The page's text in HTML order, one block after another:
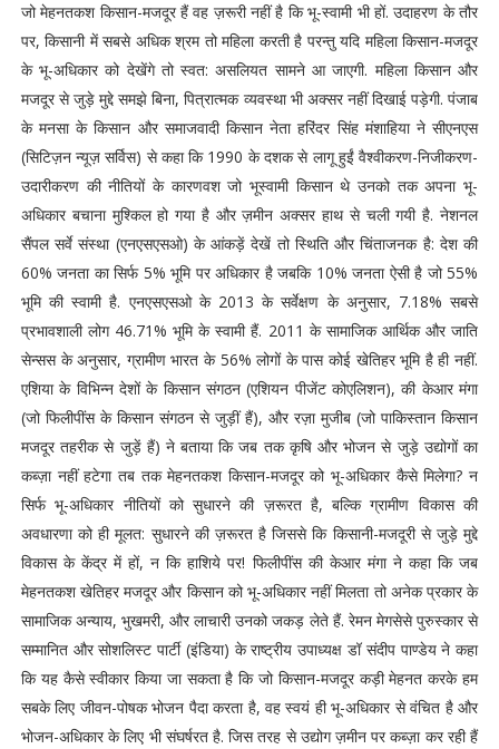
जो मेहनतकश किसान-मजदूर हैं वह ज़रूरी नहीं है कि भू-स्वामी भी हों. उदाहरण के तौर
पर, किसानी में सबसे अधिक श्रम तो महिला करती है परन्तु यदि महिला किसान-मजदूर
के भू-अधिकार को देखेंगे तो स्वत: असलियत सामने आ जाएगी. महिला किसान और
मजदूर से जुड़े मुद्दे समझे बिना, पित्रात्मक व्यवस्था भी अक्सर नहीं दिखाई पड़ेगी. पंजाब
के मनसा के किसान और समाजवादी किसान नेता हरिंदर सिंह मंशाहिया ने सीएनएस
(सिटिज़न न्यूज़ सर्विस) से कहा कि 1990 के दशक से लागू हुईं वैश्वीकरण-निजीकरण-
उदारीकरण की नीतियों के कारणवश जो भूस्वामी किसान थे उनको तक अपना भू-
अधिकार बचाना मुश्किल हो गया है और ज़मीन अक्सर हाथ से चली गयी है. नेशनल
सैंपल सर्वे संस्था (एनएसएसओ) के आंकड़ें देखें तो स्थिति और चिंताजनक है: देश की
60% जनता का सिर्फ 5% भूमि पर अधिकार है जबकि 10% जनता ऐसी है जो 55%
भूमि की स्वामी है. एनएसएसओ के 2013 के सर्वेक्षण के अनुसार, 7.18% सबसे
प्रभावशाली लोग 46.71% भूमि के स्वामी हैं. 2011 के सामाजिक आर्थिक और जाति
सेन्सस के अनुसार, ग्रामीण भारत के 56% लोगों के पास कोई खेतिहर भूमि है ही नहीं.
एशिया के विभिन्न देशों के किसान संगठन (एशियन पीजेंट कोएलिशन), की केआर मंगा
(जो फिलीपींस के किसान संगठन से जुड़ीं हैं), और रज़ा मुजीब (जो पाकिस्तान किसान
मजदूर तहरीक से जुड़ें हैं) ने बताया कि जब तक कृषि और भोजन से जुड़े उद्योगों का
कब्ज़ा नहीं हटेगा तब तक मेहनतकश किसान-मजदूर को भू-अधिकार कैसे मिलेगा? न
सिर्फ भू-अधिकार नीतियों को सुधारने की ज़रूरत है, बल्कि ग्रामीण विकास की
अवधारणा को ही मूलत: सुधारने की ज़रूरत है जिससे कि किसानी-मजदूरी से जुड़े मुद्दे
विकास के केंद्र में हों, न कि हाशिये पर! फिलीपींस की केआर मंगा ने कहा कि जब
मेहनतकश खेतिहर मजदूर और किसान को भू-अधिकार नहीं मिलता तो अनेक प्रकार के
सामाजिक अन्याय, भुखमरी, और लाचारी उनको जकड़ लेते हैं. रेमन मेगसेसे पुरुस्कार से
सम्मानित और सोशलिस्ट पार्टी (इंडिया) के राष्ट्रीय उपाध्यक्ष डॉ संदीप पाण्डेय ने कहा
कि यह कैसे स्वीकार किया जा सकता है कि जो किसान-मजदूर कड़ी मेहनत करके हम
सबके लिए जीवन-पोषक भोजन पैदा करता है, वह स्वयं ही भू-अधिकार से वंचित है और
भोजन-अधिकार के लिए भी संघर्षरत है. जिस तरह से उद्योग ज़मीन पर कब्ज़ा कर रही हैं